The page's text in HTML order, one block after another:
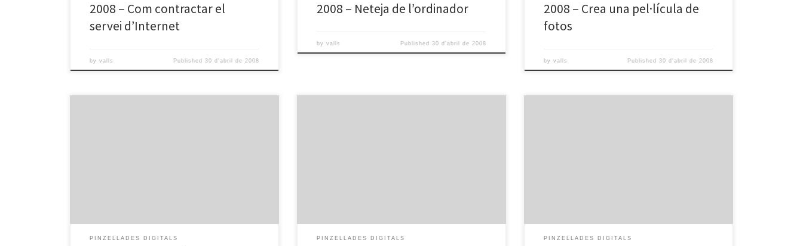
2008 – Com contractar el
servei d’Internet
byvalls Published 30 d'abril de 2008
2008 – Neteja de l’ordinador
byvalls Published 30 d'abril de 2008
2008 – Crea una pel·lícula de
fotos
byvalls Published 30 d'abril de 2008
PINZELLADES DIGITALS PINZELLADES DIGITALS PINZELLADES DIGITALS